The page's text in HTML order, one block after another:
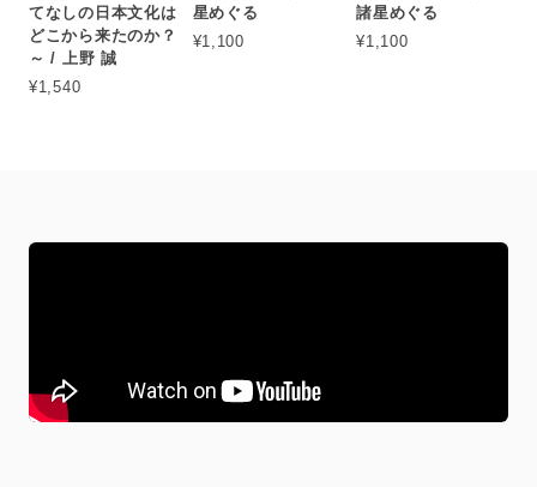
てなしの日本文化は
どこから来たのか？
～ / 上野 誠
¥1,540
星めぐる
¥1,100
諸星めぐる
¥1,100